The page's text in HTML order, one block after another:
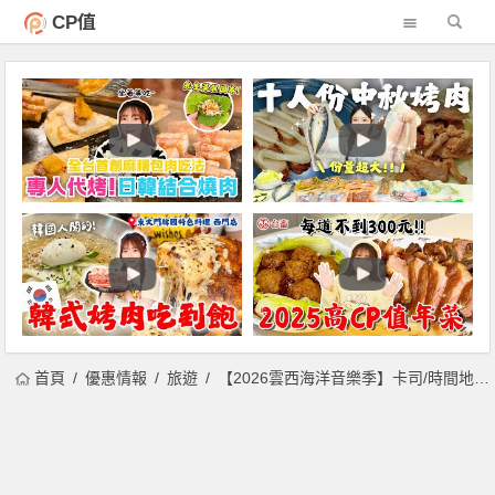
CP值
首頁 優惠情報 旅遊 【2026雲西海洋音樂季】卡司/時間地點/節目表/直播及交通整理